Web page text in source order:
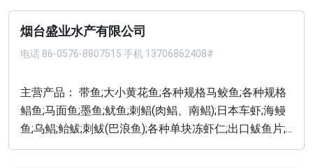
烟台盛业水产有限公司
电话 86-0576-8807515 手机 13706862408#
主营产品： 带鱼;大小黄花鱼;各种规格马鲛鱼;各种规格
鲳鱼;马面鱼;墨鱼;鱿鱼;刺鲳(肉鲳、南鲳);日本车虾;海鳗
鱼;乌鲳;鲐鲅;刺鲅(巴浪鱼);各种单块冻虾仁;出口鲅鱼片;...